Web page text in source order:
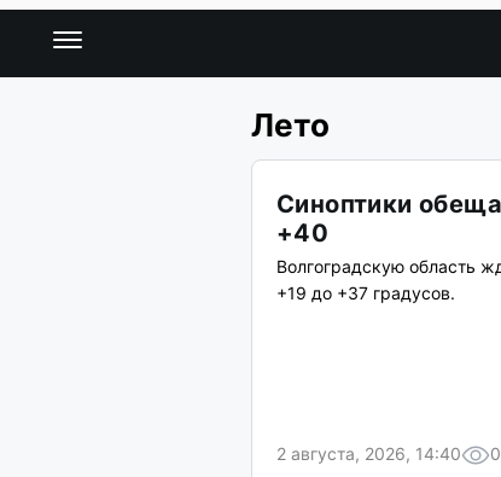
Лето
Синоптики
+40
Волгоградскую область
+19 до +37 градусов.
2 августа, 2026, 14:40 0